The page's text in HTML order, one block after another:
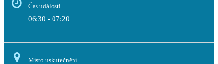
Čas události
06:30 - 07:20
Místo uskutečnění